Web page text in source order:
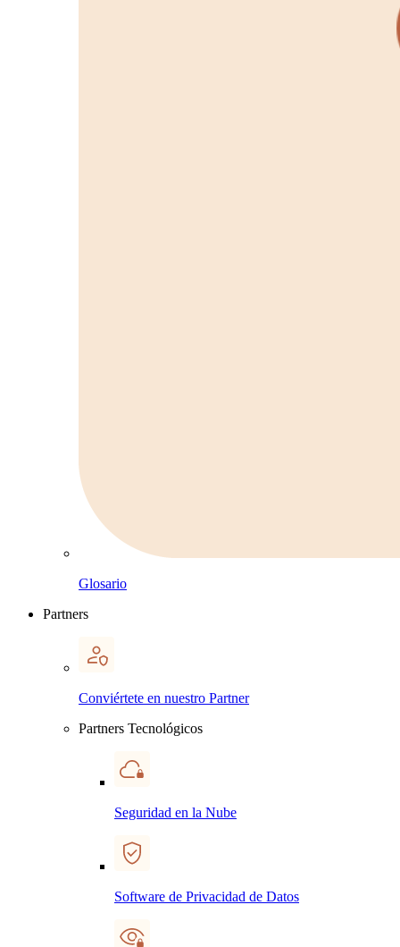
Glosario
Partners
Conviértete en nuestro Partner
Partners Tecnológicos
Seguridad en la Nube
Software de Privacidad de Datos